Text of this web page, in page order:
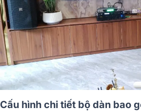
Cấu hình chi tiết bộ dàn bao